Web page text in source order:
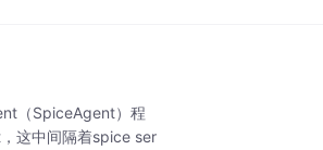
（SpiceAgent）程
这中间隔着spice ser